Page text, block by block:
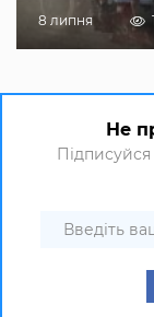
8 липня
Не